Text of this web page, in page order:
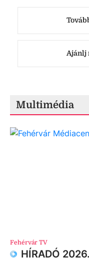
Ajánlj
Multimédia
Fehérvár TV
HÍRADÓ